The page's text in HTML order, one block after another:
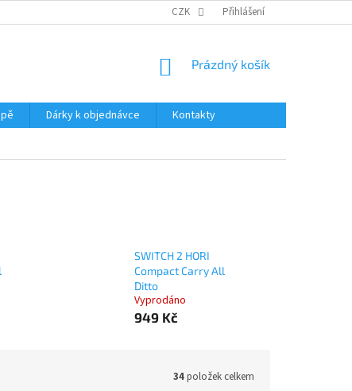
PODMÍNKY OCHRANY OSOBNÍCH ÚDAJŮ
CZK Přihlášení
NÁKUPNÍ
Prázdný košík
Dárky k objednávce
Kontakty
SWITCH 2 HORI
Compact Carry All
Ditto
Vyprodáno
949 Kč
34položek celkem